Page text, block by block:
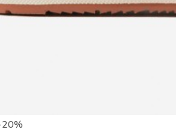
20%